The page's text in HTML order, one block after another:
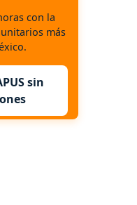
con la
más
sin